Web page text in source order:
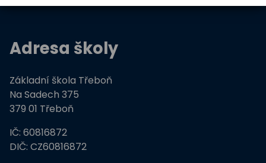
Adresa školy
Základní škola Třeboň
Na Sadech 375
379 01 Třeboň
IČ: 60816872
DIČ: CZ60816872